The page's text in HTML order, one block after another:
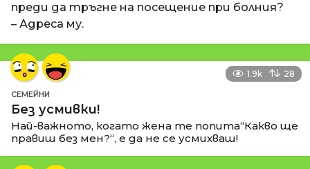
преди да тръгне на посещение при болния?
– Адреса му.
1.9k 28
СЕМЕЙНИ
Без усмивки!
Най-важното, когато жена те попита“Какво ще
правиш без мен?“, е да не се усмихваш!